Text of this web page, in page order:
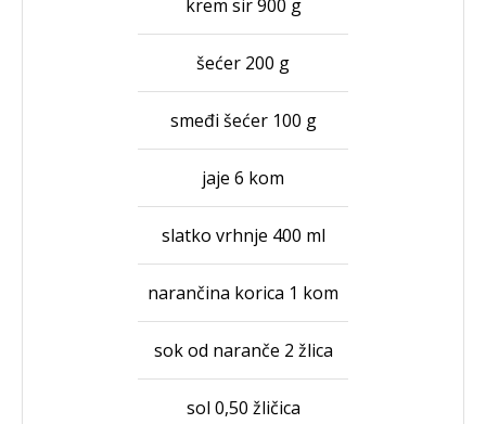
krem sir 900 g
šećer 200 g
smeđi šećer 100 g
jaje 6 kom
slatko vrhnje 400 ml
narančina korica 1 kom
sok od naranče 2 žlica
sol 0,50 žličica